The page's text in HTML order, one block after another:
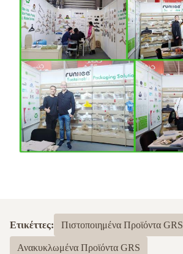
Ετικέττες: Πιστοποιημένα Προϊόντα GRS
Ανακυκλωμένα Προϊόντα GRS